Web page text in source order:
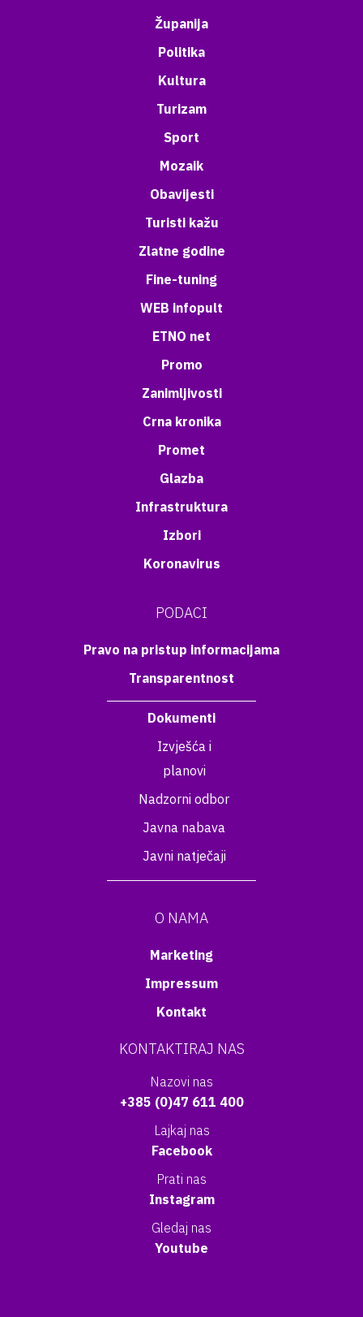
Županija
Politika
Kultura
Turizam
Sport
Mozaik
Obavijesti
Turisti kažu
Zlatne godine
Fine-tuning
WEB infopult
ETNO net
Promo
Zanimljivosti
Crna kronika
Promet
Glazba
Infrastruktura
Izbori
Koronavirus
PODACI
Pravo na pristup informacijama
Transparentnost
Dokumenti
Izvješća i
planovi
Nadzorni odbor
Javna nabava
Javni natječaji
O NAMA
Marketing
Impressum
Kontakt
KONTAKTIRAJ NAS
Nazovi nas
+385 (0)47 611 400
Lajkaj nas
Facebook
Prati nas
Instagram
Gledaj nas
Youtube